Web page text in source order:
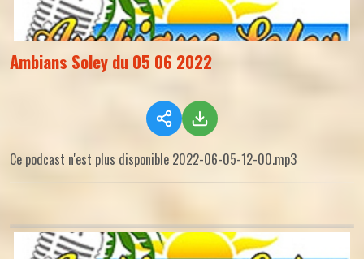
Ambians Soley du 05 06 2022
Ce podcast n'est plus disponible 2022-06-05-12-00.mp3